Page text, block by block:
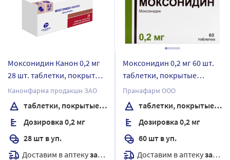
Моксонидин Канон 0,2 мг
28 шт. таблетки, покрытые
пленочной оболочкой
Канонфарма продакшн ЗАО
таблетки, покрытые пленочной оболочкой
Дозировка 0,2 мг
28 шт в уп.
Доставим в аптекузавтра
Моксонидин 0,2 мг 60 шт.
таблетки, покрытые
пленочной оболочкой
Пранафарм ООО
таблетки, покрытые пленочной оболочкой
Дозировка 0,2 мг
60 шт в уп.
Доставим в аптекузавтра